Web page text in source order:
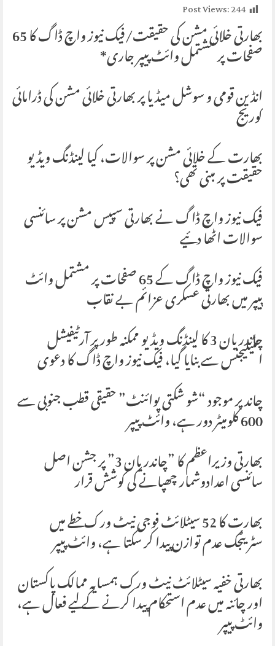
Post Views:244
بھارتی خلائی مشن کی حقیقت/فیک نیوز واچ ڈاگ کا 65
صفحات پر مشتمل وائٹ پیپر جاری*
انڈین قومی و سوشل میڈیا پر بھارتی خلائی مشن کی ڈرامائی
کوریج
بھارت کے خلائی مشن پر سوالات، کیا لینڈنگ ویڈیو
حقیقت پر مبنی تھی؟
فیک نیوز واچ ڈاگ نے بھارتی سپیس مشن پر سائنسی
سوالات اٹھا دئیے
فیک نیوز واچ ڈاگ کے 65 صفحات پر مشتمل وائٹپیپر میں بھارتی عسکری عزائم بے نقاب
چاندریان 3 کا لینڈنگ ویڈیو ممکنہ طور پر آرٹیفیشل
انٹیلیجنس سے بنایا گیا، فیک نیوز واچ ڈاگ کا دعوی
چاند پر موجود “شو شکتی پوائنٹ” حقیقی قطب جنوبی سے
600 کلومیٹر دور ہے، وائٹ پیپر
بھارتی وزیراعظم کا ”چاندریان 3” پر جشن اصل
سائنسی اعدادوشمار چھپانے کی کوشش قرار
بھارت کا 52 سیٹلائٹ فوجی نیٹ ورک خطے میں
سٹریٹجک عدم توازن پیدا کر سکتا ہے، وائٹ پیپر
بھارتی خفیہ سیٹلائٹ نیٹ ورک ہمسایہ ممالک پاکستان
اور چائنہ میں عدم استحکام پیدا کرنے کے لیے فعال ہے،
وائٹ پیپر